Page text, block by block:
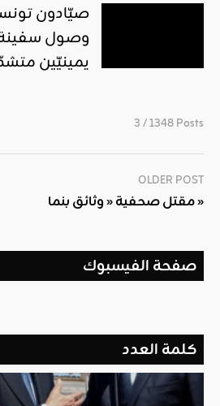
صيّادون
وصول سفينة
يمينيّين
3 / 1348 Posts
OLDER POST
مقتل صحفية « وثائق بنما »
صفحة الفيسبوك
كلمة العدد